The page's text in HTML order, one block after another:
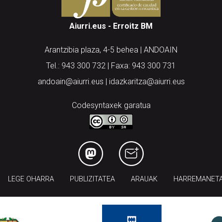
Aiurri.eus - Erroitz BM
Arantzibia plaza, 4-5 behea | ANDOAIN
Tel.: 943 300 732 | Faxa: 943 300 731
andoain@aiurri.eus | idazkaritza@aiurri.eus
Codesyntaxek garatua
LEGE OHARRA PUBLIZITATEA ARAUAK